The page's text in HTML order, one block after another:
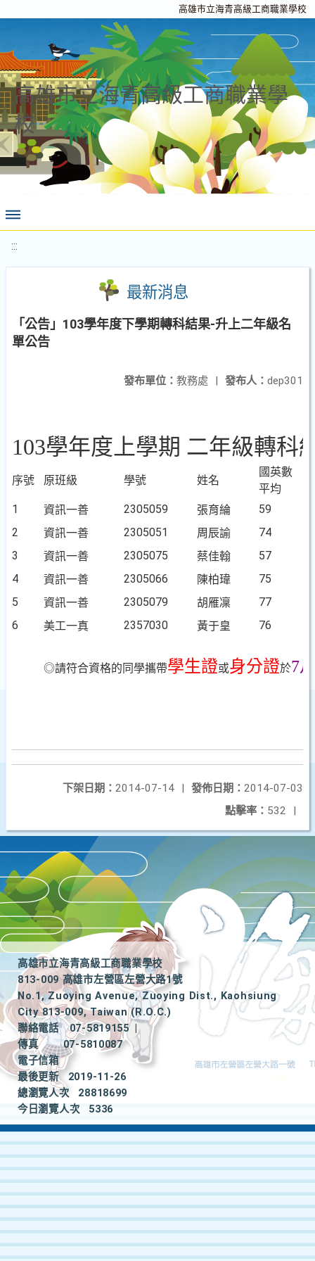
高雄市立海青高級工商職業學校
高雄市立海青高級工商職業學
校
:::
最新消息
「公告」103學年度下學期轉科結果-升上二年級名
單公告
發布人： dep301
發布單位： 教務處 |
103學年度上學期 二年級轉科
序號 原班級 學號 姓名
國英數
平均
1
資訊一善 2305059 張育綸 59
2
資訊一善 2305051 周辰諭 74
3
資訊一善 2305075 蔡佳翰 57
4
資訊一善 2305066 陳柏瑋 75
5
資訊一善 2305079 胡雁凜 77
6
美工一真 2357030 黃于皇 76
◎請符合資格的同學攜帶學生證或身分證於7
發佈日期： 2014-07-03
下架日期： 2014-07-14
|
點擊率： 532 |
高雄市立海青高級工商職業學校
813-009 高雄市左營區左營大路1號
No.1, Zuoying Avenue, Zuoying Dist., Kaohsiung
City 813-009, Taiwan (R.O.C.)
聯絡電話
07-5819155
|
傳真
07-5810087
電子信箱
最後更新
2019-11-26
總瀏覽人次
28818699
今日瀏覽人次
5336